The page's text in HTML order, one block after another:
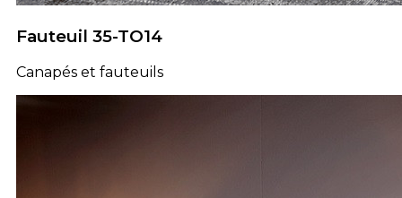
Fauteuil 35-TO14
Canapés et fauteuils